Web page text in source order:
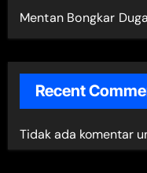
Mentan Bongkar
Recent
Tidak ada komentar